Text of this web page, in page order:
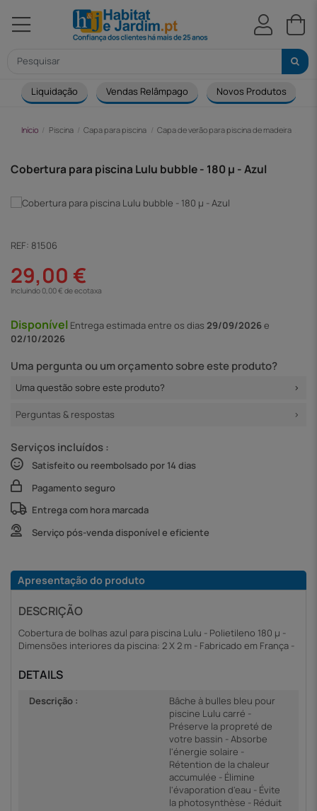
Liquidação Vendas Relâmpago Novos Produtos
Início Piscina Capa para piscina Capa de verão para piscina de madeira
Cobertura para piscina Lulu bubble - 180 µ - Azul
REF: 81506
29,00 €
Incluindo 0,00 € de ecotaxa
Disponível Entregaestimada entre os dias 29/09/2026e
02/10/2026
Uma pergunta ou um orçamento sobre este produto?
Uma questão sobre este produto?
Perguntas & respostas
Serviços incluídos :
Satisfeito ou reembolsado por 14 dias
Pagamento seguro
Entrega com hora marcada
Serviço pós-venda disponível e eficiente
Apresentação do produto
DESCRIÇÃO
Cobertura de bolhas azul para piscina Lulu - Polietileno 180 µ -
Dimensões interiores da piscina: 2 X 2 m - Fabricado em França -
DETAILS
Descrição :
Bâche à bulles bleu pour
piscine Lulu carré -
Préserve la propreté de
votre bassin - Absorbe
l'énergie solaire -
Rétention de la chaleur
accumulée - Élimine
l'évaporation d'eau - Évite
la photosynthèse - Réduit